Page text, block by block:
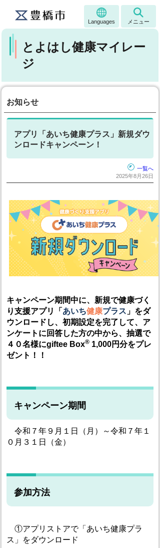
Languages メニュー
とよはし健康マイレー
ジ
お知らせ
アプリ「あいち健康プラス」新規ダウ
ンロードキャンペーン！
一覧へ
2025年8月26日
キャンペーン期間中に、新規で健康づく
り支援アプリ「 あいち健康プラス 」をダ
ウンロードし、初期設定を完了して、ア
ンケートに回答した方の中から、抽選で
４０名様にgiftee Box® 1,000円分をプレ
ゼント！！
キャンペーン期間
令和７年９月１日（月）～令和７年１
０月３１日（金）
参加方法
①アプリストアで「あいち健康プラ
ス」をダウンロード